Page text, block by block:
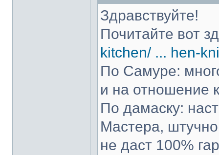
Здравствуйте!
Почитайте вот
kitchen/ ... hen-
По Самуре:
и на отношение
По дамаску:
Мастера,
не даст 100%